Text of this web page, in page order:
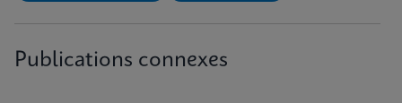
Publications connexes